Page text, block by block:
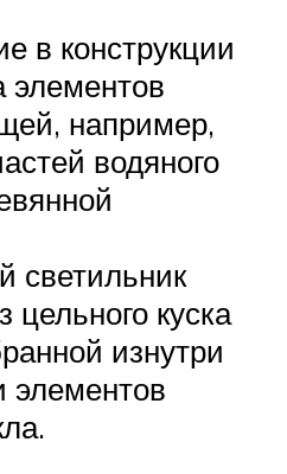
в конструкции
элементов
например,
водяного
светильник
цельного куска
изнутри
элементов